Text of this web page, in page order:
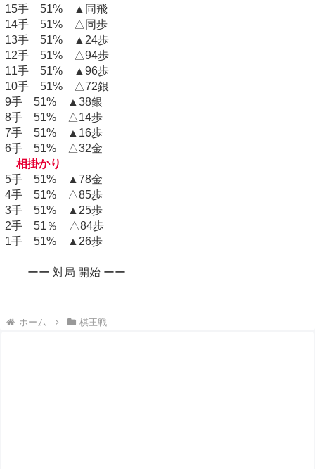
15手 51% ▲同飛
14手 51% △同歩
13手 51% ▲24歩
12手 51% △94歩
11手 51% ▲96歩
10手 51% △72銀
9手 51% ▲38銀
8手 51% △14歩
7手 51% ▲16歩
6手 51% △32金
相掛かり
5手 51% ▲78金
4手 51% △85歩
3手 51% ▲25歩
2手 51％ △84歩
1手 51% ▲26歩
ーー 対局 開始 ーー
ホーム 棋王戦